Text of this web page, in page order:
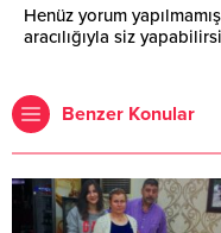
Henüz yorum
aracılığıyla siz
Benzer Konular